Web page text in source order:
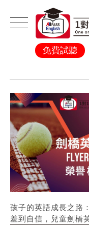
免費試聽
孩子的英語成長之路
羞到自信，兒童劍橋